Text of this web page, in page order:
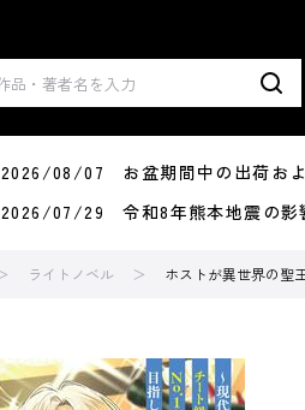
2026/08/07 お盆期間中の出荷お
2026/07/29 令和8年熊本地震の影
ライトノベル ホストが異世界の聖